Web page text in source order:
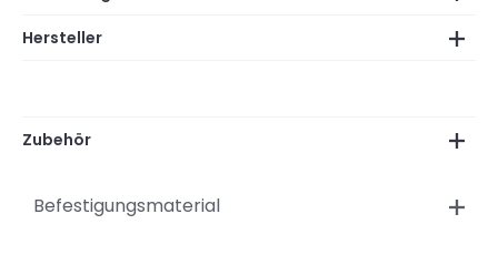
Hersteller
Zubehör
Befestigungsmaterial